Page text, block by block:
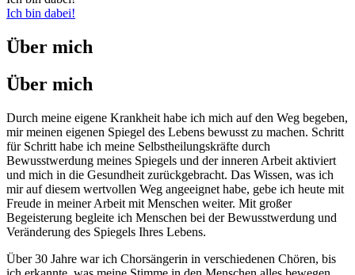
Ich bin dabei!
Über mich
Über mich
Durch meine eigene Krankheit habe ich mich auf den Weg begeben,
mir meinen eigenen Spiegel des Lebens bewusst zu machen. Schritt
für Schritt habe ich meine Selbstheilungskräfte durch
Bewusstwerdung meines Spiegels und der inneren Arbeit aktiviert
und mich in die Gesundheit zurückgebracht. Das Wissen, was ich
mir auf diesem wertvollen Weg angeeignet habe, gebe ich heute mit
Freude in meiner Arbeit mit Menschen weiter. Mit großer
Begeisterung begleite ich Menschen bei der Bewusstwerdung und
Veränderung des Spiegels Ihres Lebens.
Über 30 Jahre war ich Chorsängerin in verschiedenen Chören, bis